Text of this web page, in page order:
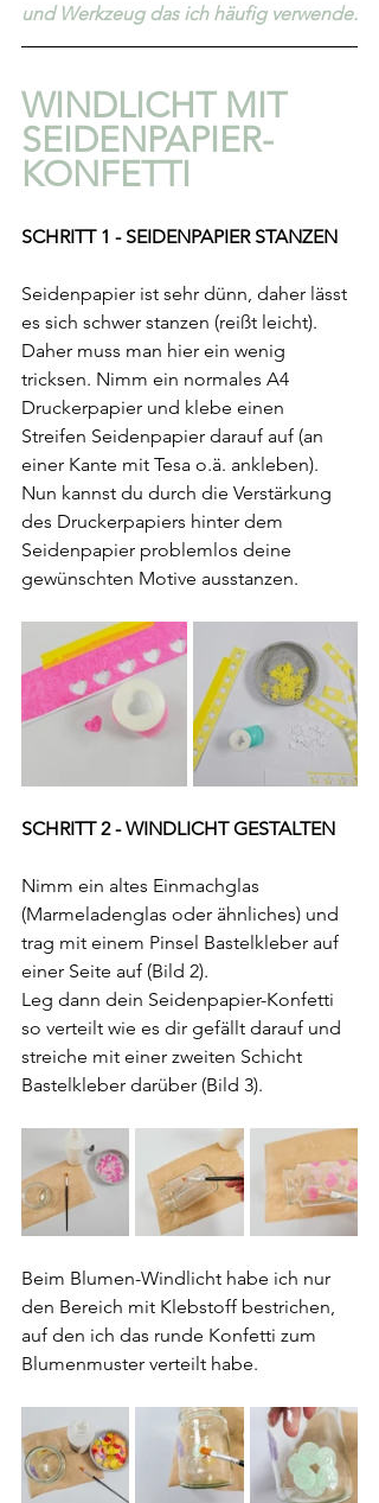
und Werkzeug das ich häufig verwende.
WINDLICHT MIT
SEIDENPAPIER-
KONFETTI
SCHRITT 1 - SEIDENPAPIER STANZEN
Seidenpapier ist sehr dünn, daher lässt
es sich schwer stanzen (reißt leicht).
Daher muss man hier ein wenig
tricksen. Nimm ein normales A4
Druckerpapier und klebe einen
Streifen Seidenpapier darauf auf (an
einer Kante mit Tesa o.ä. ankleben).
Nun kannst du durch die Verstärkung
des Druckerpapiers hinter dem
Seidenpapier problemlos deine
gewünschten Motive ausstanzen.
SCHRITT 2 - WINDLICHT GESTALTEN
Nimm ein altes Einmachglas
(Marmeladenglas oder ähnliches) und
trag mit einem Pinsel Bastelkleber auf
einer Seite auf (Bild 2).
Leg dann dein Seidenpapier-Konfetti
so verteilt wie es dir gefällt darauf und
streiche mit einer zweiten Schicht
Bastelkleber darüber (Bild 3).
Beim Blumen-Windlicht habe ich nur
den Bereich mit Klebstoff bestrichen,
auf den ich das runde Konfetti zum
Blumenmuster verteilt habe.